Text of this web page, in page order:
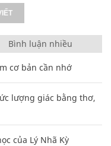
Bình luận nhiều
cơ bản cần nhớ
lượng giác bằng thơ,
của Lý Nhã Kỳ